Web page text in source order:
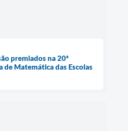
premiados na 20ª
de Matemática das Escolas